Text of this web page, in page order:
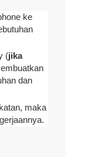
ke
(jika
dan
maka